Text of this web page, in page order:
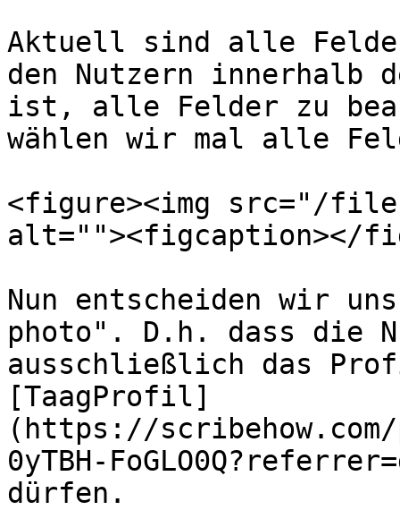
Aktuell sind alle
den Nutzern innerhalb
ist, alle Felder zu
wählen wir mal alle
<figure><img src="/
alt=""><figcaption></
Nun entscheiden wir
photo". D.h. dass die
ausschließlich das
[TaagProfil]
(https://scribehow.com/
0yTBH-
dürfen.